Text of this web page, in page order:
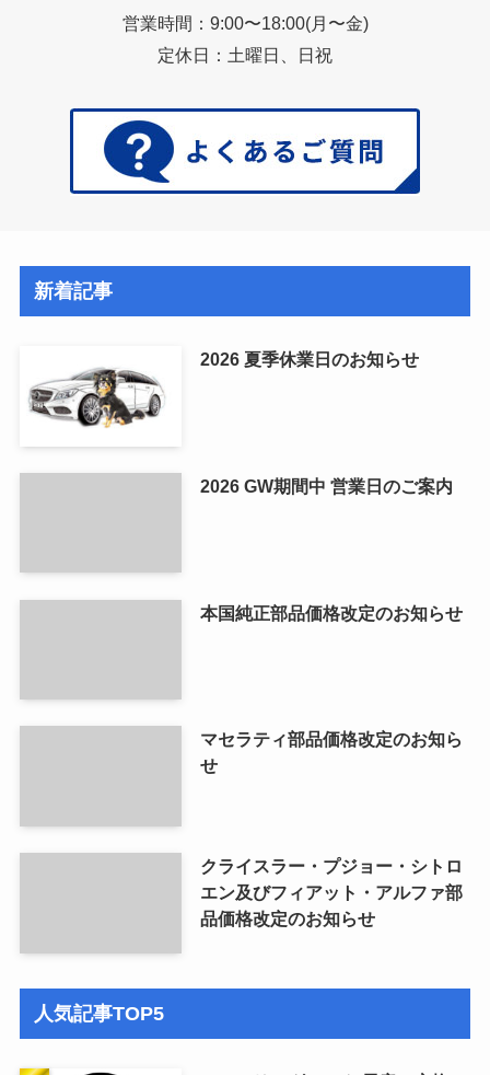
営業時間：9:00〜18:00(月〜金)
定休日：土曜日、日祝
新着記事
2026 夏季休業日のお知らせ
2026 GW期間中 営業日のご案内
本国純正部品価格改定のお知らせ
マセラティ部品価格改定のお知ら
せ
クライスラー・プジョー・シトロ
エン及びフィアット・アルファ部
品価格改定のお知らせ
人気記事TOP5